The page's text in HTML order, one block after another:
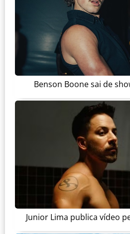
Benson Boone sai de
Junior Lima publica vídeo